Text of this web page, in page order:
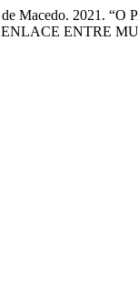
de Macedo. 2021.
ENTRE